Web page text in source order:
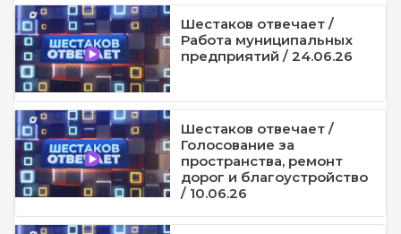
Шестаков отвечает /
Работа муниципальных
предприятий / 24.06.26
Шестаков отвечает /
Голосование за
пространства, ремонт
дорог и благоустройство
/ 10.06.26